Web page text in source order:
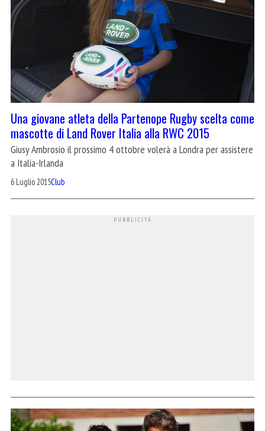
Una giovane atleta della Partenope Rugby scelta come
mascotte di Land Rover Italia alla RWC 2015
Giusy Ambrosio il prossimo 4 ottobre volerà a Londra per assistere
a Italia-Irlanda
6 Luglio 2015Club